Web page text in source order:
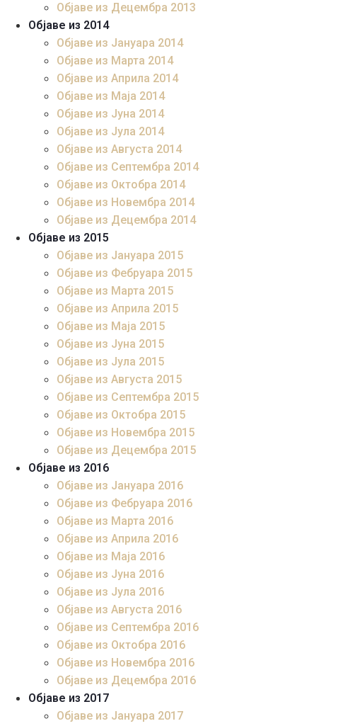
Објаве из Децембра 2013
Објаве из 2014
Објаве из Јануара 2014
Објаве из Марта 2014
Објаве из Априла 2014
Објаве из Маја 2014
Објаве из Јуна 2014
Објаве из Јула 2014
Објаве из Августа 2014
Објаве из Септембра 2014
Објаве из Октобра 2014
Објаве из Новембра 2014
Објаве из Децембра 2014
Објаве из 2015
Објаве из Јануара 2015
Објаве из Фебруара 2015
Објаве из Марта 2015
Објаве из Априла 2015
Објаве из Маја 2015
Објаве из Јуна 2015
Објаве из Јула 2015
Објаве из Августа 2015
Објаве из Септембра 2015
Објаве из Октобра 2015
Објаве из Новембра 2015
Објаве из Децембра 2015
Објаве из 2016
Објаве из Јануара 2016
Објаве из Фебруара 2016
Објаве из Марта 2016
Објаве из Априла 2016
Објаве из Маја 2016
Објаве из Јуна 2016
Објаве из Јула 2016
Објаве из Августа 2016
Објаве из Септембра 2016
Објаве из Октобра 2016
Објаве из Новембра 2016
Објаве из Децембра 2016
Објаве из 2017
Објаве из Јануара 2017